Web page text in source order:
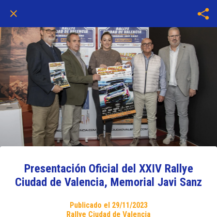
Presentación Oficial del XXIV Rallye
Ciudad de Valencia, Memorial Javi Sanz
Publicado el 29/11/2023
Rallye Ciudad de Valencia